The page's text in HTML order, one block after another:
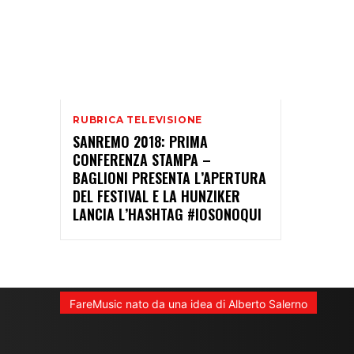
RUBRICA TELEVISIONE
SANREMO 2018: PRIMA
CONFERENZA STAMPA –
BAGLIONI PRESENTA L’APERTURA
DEL FESTIVAL E LA HUNZIKER
LANCIA L’HASHTAG #IOSONOQUI
FareMusic nato da una idea di Alberto Salerno